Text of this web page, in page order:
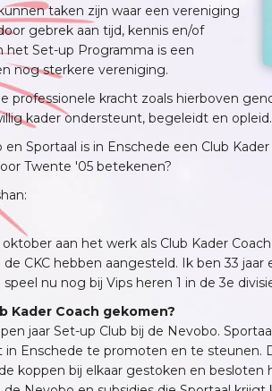
taken zijn waar een vereniging
gebrek aan tijd, kennis en/of
het Set-up Programma is een
nog sterkere vereniging.
professionele kracht zoals hierboven
kader ondersteunt, begeleidt en opleid.
Sportaal is in Enschede een Club
Twente '05 betekenen?
aan het werk als Club Kader
CKC hebben aangesteld. Ik ben 33
nu nog bij Vips heren 1 in de 3e
Kader Coach gekomen?
jaar Set-up Club bij de Nevobo.
in Enschede te promoten en te steunen.
koppen bij elkaar gestoken en besloten